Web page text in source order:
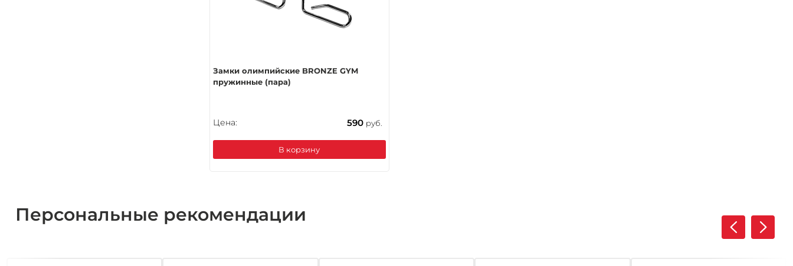
Замки олимпийские BRONZE GYM
пружинные (пара)
Цена: 590 руб.
В корзину
Персональные рекомендации